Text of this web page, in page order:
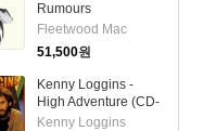
Rumours
(Remastered)(Bonus
Track)(Ltd. Ed)
(SACD Hybrid)(일본
반)
Fleetwood Mac
51,500원
Kenny Loggins -
High Adventure (CD-
R)
Kenny Loggins